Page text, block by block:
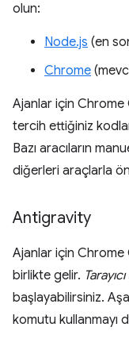
olun:
Node.js (en
Chrome
Ajanlar için Chrome
tercih ettiğiniz
Bazı aracıların
diğerleri araçlarla
Antigravity
Ajanlar için Chrome
birlikte gelir.
başlayabilirsiniz.
komutu kullanmayı